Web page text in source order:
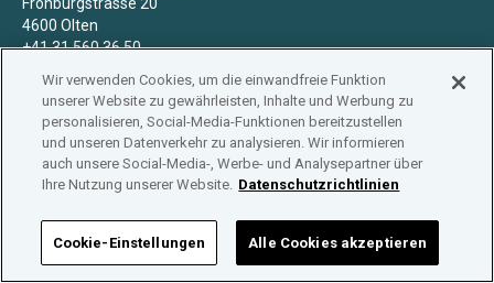
4600 Olten
+41 31 560 36 50
Datenschutzerklärung Impressum Mitgliedschaft
Branchenregister
NUKLEARFORUM SCHWEIZ © 2026
Wir verwenden Cookies, um die einwandfreie Funktion
unserer Website zu gewährleisten, Inhalte und Werbung zu
personalisieren, Social-Media-Funktionen bereitzustellen
und unseren Datenverkehr zu analysieren. Wir informieren
auch unsere Social-Media-, Werbe- und Analysepartner über
Ihre Nutzung unserer Website. Datenschutzrichtlinien
Cookie-Einstellungen Alle Cookies akzeptieren